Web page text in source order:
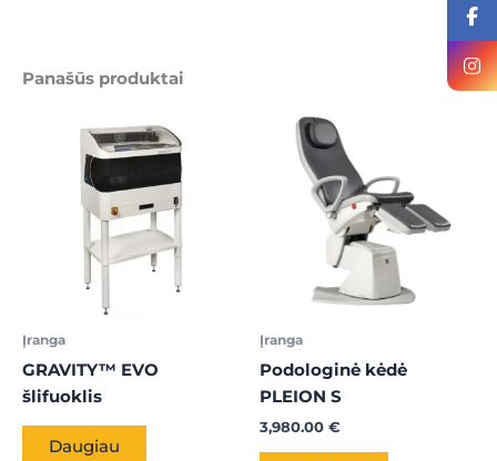
Panašūs produktai
Įranga
GRAVITY™ EVO
šlifuoklis
Daugiau
Įranga
Podologinė kėdė
PLEION S
3,980.00 €